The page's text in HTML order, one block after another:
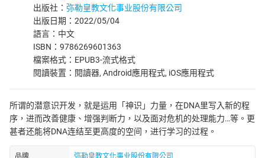
出版社： 弥勒皇教文化事业股份有限公司
出版日期：2022/05/04
語言：中文
ISBN：9786269601363
檔案格式：EPUB3-流式格式
閱讀裝置：閱讀器, Android應用程式, iOS應用程式
所谓的潜意识开发，就是运用「神识」力量，在DNA里写入新的程
序，进而改善健康、增强判断力，以及面对危机的处理能力…等。更
甚者还能将DNA连结至更高度的空间，进行学习的过程。
品牌 弥勒皇教文化事业股份有限公司